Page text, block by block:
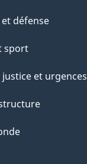
défense
sport
et urgences